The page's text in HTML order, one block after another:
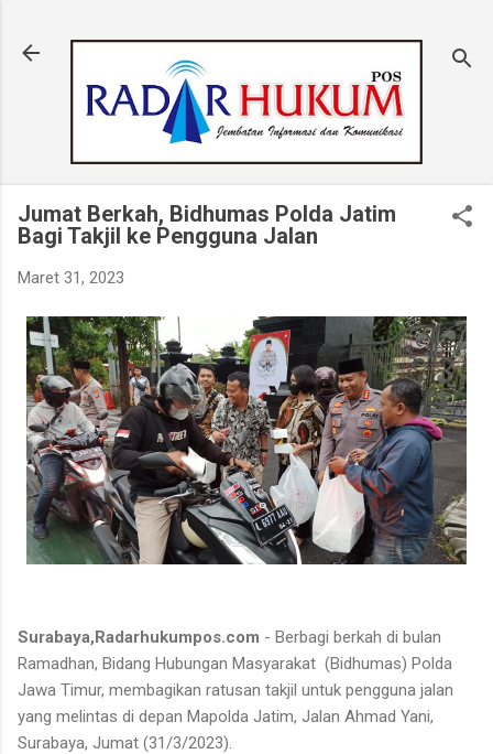
Jumat Berkah, Bidhumas Polda Jatim
Bagi Takjil ke Pengguna Jalan
Maret 31, 2023
Surabaya,Radarhukumpos.com - Berbagi berkah di bulan
Ramadhan, Bidang Hubungan Masyarakat (Bidhumas) Polda
Jawa Timur, membagikan ratusan takjil untuk pengguna jalan
yang melintas di depan Mapolda Jatim, Jalan Ahmad Yani,
Surabaya, Jumat (31/3/2023).